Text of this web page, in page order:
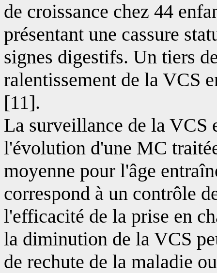
de croissance chez 44
présentant une cassure
signes digestifs. Un tiers
ralentissement de la VCS
[11].
La surveillance de la VCS
l'évolution d'une MC
moyenne pour l'âge
correspond à un contrôle
l'efficacité de la prise en
la diminution de la VCS
de rechute de la maladie